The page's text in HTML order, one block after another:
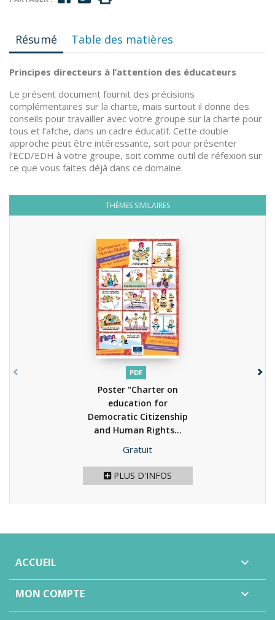
Résumé Table des matières
Principes directeurs à l’attention des éducateurs
Le présent document fournit des précisions
complémentaires sur la charte, mais surtout il donne des
conseils pour travailler avec votre groupe sur la charte pour
tous et l’afche, dans un cadre éducatif. Cette double
approche peut être intéressante, soit pour présenter
l’ECD/EDH à votre groupe, soit comme outil de réfexion sur
ce que vous faites déjà dans ce domaine.
THÈMES SIMILAIRES
PDF
Poster "Charter on
education for
Democratic Citizenship
and Human Rights...
Prix
Gratuit
PLUS D'INFOS
ACCUEIL 
MON COMPTE 